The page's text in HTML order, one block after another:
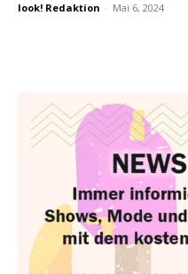
look! Redaktion - Mai 6, 2024